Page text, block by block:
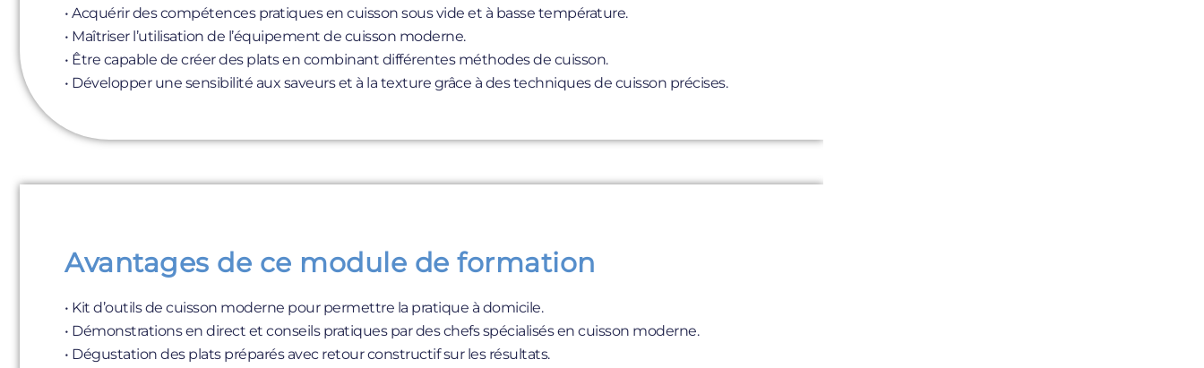
• Acquérir des compétences pratiques en cuisson sous vide et à basse température.
• Maîtriser l’utilisation de l’équipement de cuisson moderne.
• Être capable de créer des plats en combinant différentes méthodes de cuisson.
• Développer une sensibilité aux saveurs et à la texture grâce à des techniques de cuisson précises.
Avantages de ce module de formation
• Kit d’outils de cuisson moderne pour permettre la pratique à domicile.
• Démonstrations en direct et conseils pratiques par des chefs spécialisés en cuisson moderne.
• Dégustation des plats préparés avec retour constructif sur les résultats.